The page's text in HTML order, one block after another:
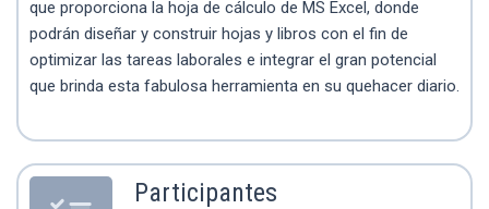
que proporciona la hoja de cálculo de MS Excel, donde
podrán diseñar y construir hojas y libros con el fin de
optimizar las tareas laborales e integrar el gran potencial
que brinda esta fabulosa herramienta en su quehacer diario.
Participantes